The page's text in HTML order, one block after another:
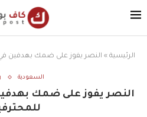
الرئيسية » النصر يفوز على ضمك بهدفين
السعودية
النصر يفوز على ضمك